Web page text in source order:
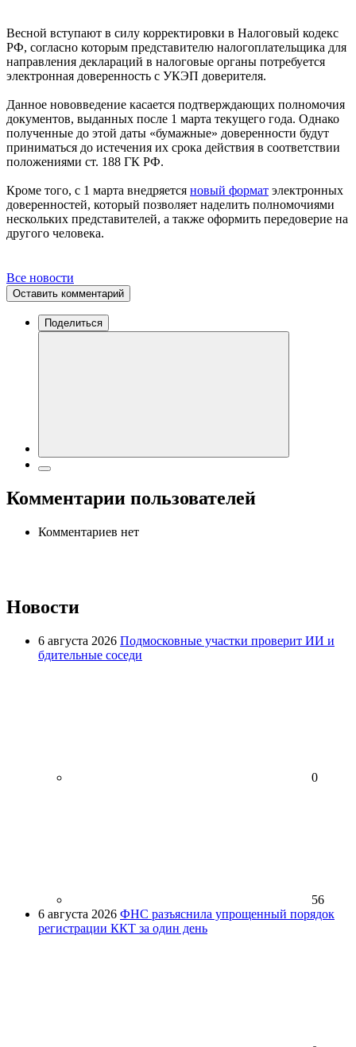
Весной вступают в силу корректировки в Налоговый кодекс
РФ, согласно которым представителю налогоплательщика для
направления деклараций в налоговые органы потребуется
электронная доверенность с УКЭП доверителя.
Данное нововведение касается подтверждающих полномочия
документов, выданных после 1 марта текущего года. Однако
полученные до этой даты «бумажные» доверенности будут
приниматься до истечения их срока действия в соответствии
положениями ст. 188 ГК РФ.
Кроме того, с 1 марта внедряется новый формат электронных
доверенностей, который позволяет наделить полномочиями
нескольких представителей, а также оформить передоверие на
другого человека.
Все новости
Оставить комментарий
Поделиться
Комментарии пользователей
Комментариев нет
Новости
6 августа 2026 Подмосковные участки проверит ИИ и
бдительные соседи
0
56
6 августа 2026 ФНС разъяснила упрощенный порядок
регистрации ККТ за один день